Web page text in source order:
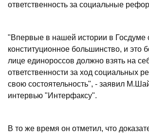
ответственность за социальные
"Впервые в нашей истории в
конституционное большинство, и это
лице единороссов должно взять на
ответственности за ход социальных
свою состоятельность", - заявил
интервью "Интерфаксу".
В то же время он отметил, что